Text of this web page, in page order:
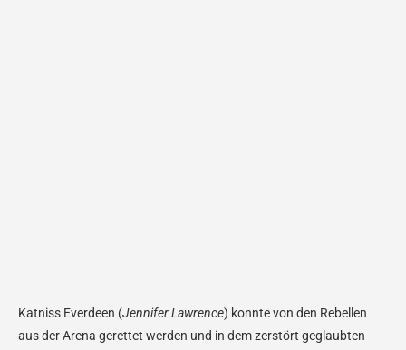
Katniss Everdeen (Jennifer Lawrence) konnte von den Rebellen
aus der Arena gerettet werden und in dem zerstört geglaubten